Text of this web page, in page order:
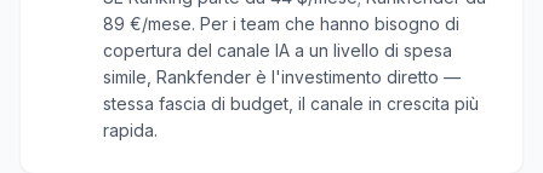
89 €/mese. Per i team che hanno bisogno di
copertura del canale IA a un livello di spesa
simile, Rankfender è l'investimento diretto —
stessa fascia di budget, il canale in crescita più
rapida.